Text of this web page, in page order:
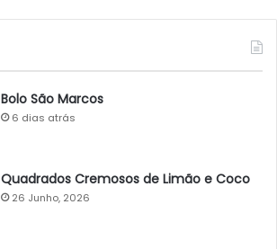
Bolo São Marcos
6 dias atrás
Quadrados Cremosos de Limão e Coco
26 Junho, 2026